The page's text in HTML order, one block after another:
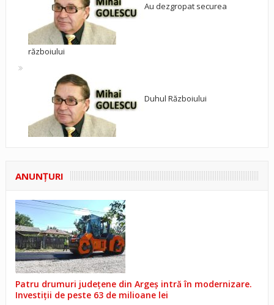
Au dezgropat securea
războiului
Duhul Războiului
ANUNŢURI
Patru drumuri județene din Argeș intră în modernizare.
Investiții de peste 63 de milioane lei